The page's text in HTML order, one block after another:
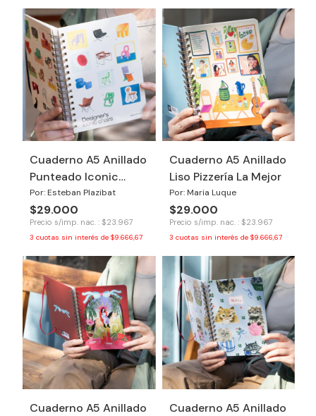
Cuaderno A5 Anillado
Punteado Iconic
Chairs
Por: Esteban Plazibat
$29.000
Precio s/imp. nac. : $23.967
3 cuotas sin interés de $9.666,67
Cuaderno A5 Anillado
Liso Pizzería La Mejor
Por: Maria Luque
$29.000
Precio s/imp. nac. : $23.967
3 cuotas sin interés de $9.666,67
Cuaderno A5 Anillado
Cuaderno A5 Anillado